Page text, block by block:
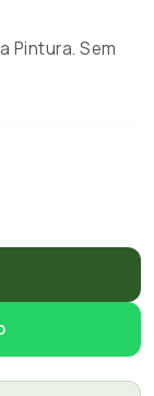
Pintura. Sem